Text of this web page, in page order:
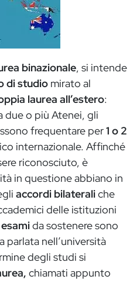
binazionale, si intende
di studio mirato al
laurea all’estero:
due o più Atenei, gli
frequentare per1 o 2
internazionale. Affinché
riconosciuto, è
in questione abbiano in
accordi bilateraliche
delle istituzioni
esamida sostenere sono
parlata nell’università
degli studi si
chiamati appunto